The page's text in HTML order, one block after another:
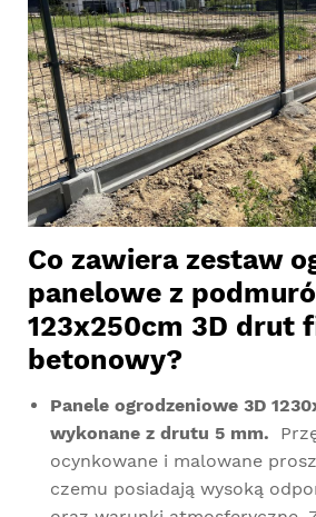
Co zawiera zestaw
panelowe z
123x250cm 3D drut
betonowy?
Panele ogrodzeniowe 3D
wykonane z drutu 5 mm.
ocynkowane i malowane
czemu posiadają wysoką